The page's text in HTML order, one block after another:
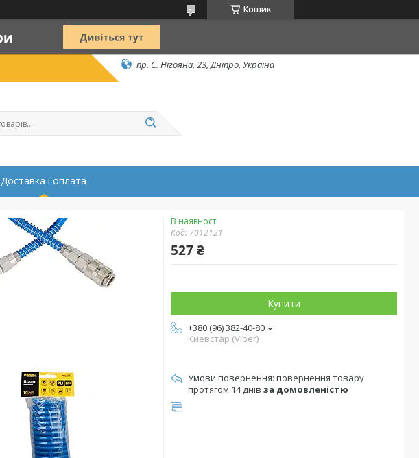
Кошик
пр. С. Нігояна, 23, Дніпро, Україна
Доставка і оплата
В наявності
Код: 7012121
527 ₴
Купити
+380 (96) 382-40-80
Киевстар (Viber)
повернення товару
протягом 14 днів за домовленістю